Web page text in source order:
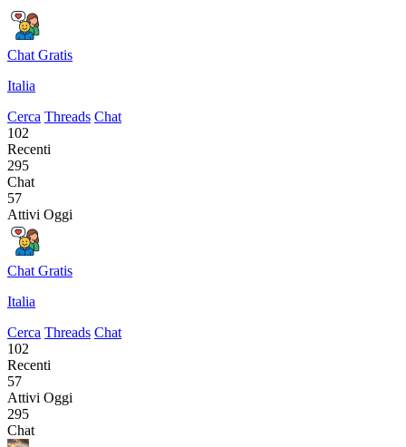
Chat Gratis
Italia
Cerca Threads Chat
102
Recenti
295
Chat
57
Attivi Oggi
Chat Gratis
Italia
Cerca Threads Chat
102
Recenti
57
Attivi Oggi
295
Chat